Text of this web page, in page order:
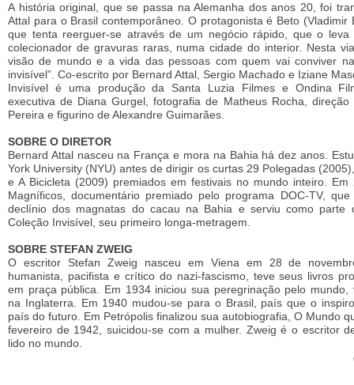
A história original, que se passa na Alemanha dos anos 20, foi
Attal para o Brasil contemporâneo. O protagonista é Beto (Vladimir
que tenta reerguer-se através de um negócio rápido, que o
colecionador de gravuras raras, numa cidade do interior. Nesta
visão de mundo e a vida das pessoas com quem vai conviver
invisível”. Co-escrito por Bernard Attal, Sergio Machado e Iziane
Invisível é uma produção da Santa Luzia Filmes e Ondina
executiva de Diana Gurgel, fotografia de Matheus Rocha,
Pereira e figurino de Alexandre Guimarães.
SOBRE O DIRETOR
Bernard Attal nasceu na França e mora na Bahia há dez anos.
York University (NYU) antes de dirigir os curtas 29 Polegadas
e A Bicicleta (2009) premiados em festivais no mundo inteiro.
Magníficos, documentário premiado pelo programa DOC-TV,
declínio dos magnatas do cacau na Bahia e serviu como parte
Coleção Invisível, seu primeiro longa-metragem.
SOBRE STEFAN ZWEIG
O escritor Stefan Zweig nasceu em Viena em 28 de
humanista, pacifista e crítico do nazi-fascismo, teve seus livros
em praça pública. Em 1934 iniciou sua peregrinação pelo mundo,
na Inglaterra. Em 1940 mudou-se para o Brasil, país que o
país do futuro. Em Petrópolis finalizou sua autobiografia, O Mundo
fevereiro de 1942, suicidou-se com a mulher. Zweig é o escritor
lido no mundo.